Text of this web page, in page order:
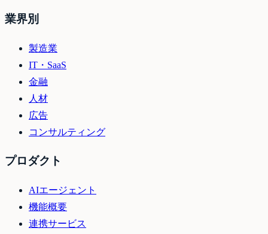
業界別
製造業
IT・SaaS
金融
人材
広告
コンサルティング
プロダクト
AIエージェント
機能概要
連携サービス